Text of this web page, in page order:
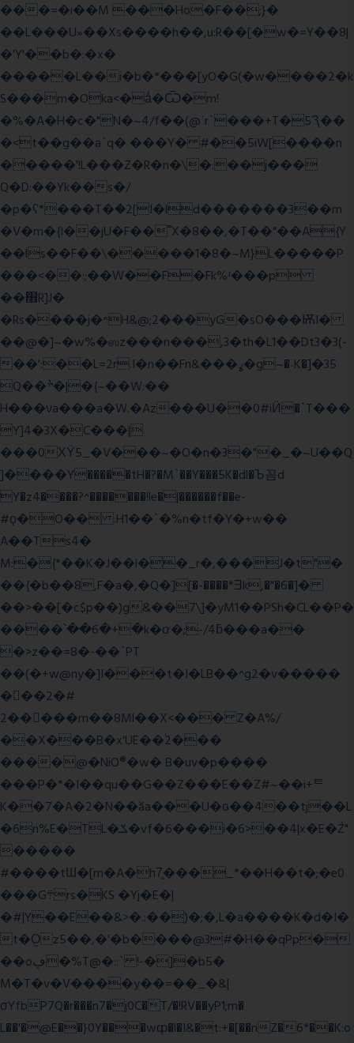
���=�i��M ���Ho�F��;}�
��L���U»��Xs����h��,u:R��[�w�=Y��8|
�'Y'��b�:�x�
�����L��i�b�*���[yO�G(�w����2�k
S���m�Oka<�ǻ�Ѿ�m!
�%�A�H�c�"N�~4/f��(@ʿr`���+T�5Ԇ��
�<t��g��a`q� ���Y� #��5iW[����n
�����'!L���Z�R�n�\�:��j���
Q�D:��Yk��s�/
�p�ʕ*���T�ؘ�2[I�ld�������3��m
�V�m�{I��jU�F��˭X�8��,�T��"��A{Y
��ls��F��\�����1�8�~M}L�����P
���<��:;��W��F�Fk%ʴ���p
��׫R]J�
�Rs����j�^H&@;2���yG�sO���ѬI�
��@�]~�w%�ஸz���n���,3�th�L1��Dt3�3(-
��':��L=2r.I�n��Fn&���ߩ�g~�˴K�]�35
Q��ׯ�|�{~��W:��
H���νa���a�W.�Az���U��0#iӤ�`T���
Y]4�3X�C���|
���0ХΫ5_�V���~�O�n�3�"�_�~U��Q
]����Y�����tH�?�M`��Y���5K�dl�Ъ꼼d
Y�z4����?^�������!le�|������f��e-
#ϙ�O�� :H1��`�%n�tf�Y�+w��
A��Ts4�
M:�{*��K�J��l��_r�,���J�t"�
��{�b��8,F�a�,�Q�][�-����*Ǝk,�"�6�]�
��>��[�c$p��)g&��7\]�yM1��PSh�CL��P�
����՝��6�+�k�ơ�;-/4ƃ���a��
�>z��=8�-��`PT
��(�+w@ny�]I���t�I�LB��^g2�v�����
��ٕ�2�#
2�����m��8Ml��X<��� Z�A%/
��X���B�x'UE��֔2���
����@�NiO®�w� B�uv�p����
���P�*�I��qu��G��Z��� E��Z#~��i+ᄐ
K��7�A�2�N��ăa���U�ɢ��4��tj��L
�6n%E�TL�ݎ�vf�6���i�6>��4|x�E�Ź"
�����
#����tƜ�[m�A�h7̥���_*��H��t�;�e0
���G܊rs�֗KS �Yj�E�|
�#|Y��E��&>�.:��)�;�,L�a����K�d�I�
t�O͖z5��,�'�b����@3#�H��qPp�
��oڥ�%T@�::` !-�]�b5�
M�T�v�V����y��=��_�&|
σYfbP7Q�r���n7�j0C�T/�!RV��yP1;m�
L��'�@E��}0Y���wȹ�l�I&�t:+�[��nZ�6*��K:o